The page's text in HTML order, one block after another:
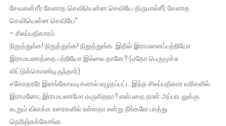
சேவகன்சீர் கேளாத செவியென்ன செவியே திருமால்சீர் கேளாத
செவியென்ன செவியே”
– சிலப்பதிகாரம்.
நிறுத்துங்க! நிறுத்துங்க! நிறுத்துங்க. இதில் இராமனைப்பற்றியோ
இராமயணத்தை பற்றியோ இல்லை தானே? (ஏதோ பெருமூச்சு
விட்டுக்கொண்டிருந்தார்)
சகோதரரே இளங்கோவடிகளால் எழுதப்பட்ட இந்த சிலப்பதிகார வரிகளில்
இராமனோ, இராமயணமோ வருகிறதா? என்பதை நான் அப்பாடலுக்கு
கூறும் விளக்க உரைகளில் உள்ளதா என்று நீங்களே பாத்து
தெரிஞ்சுக்கோங்க